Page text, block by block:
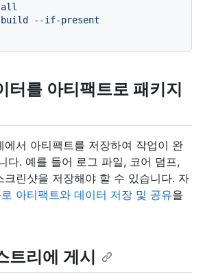
build
--if-present
터를 아티팩트로 패키지
에서 아티팩트를 저장하여 작업이 완
다. 예를 들어 로그 파일, 코어 덤프,
크린샷을 저장해야 할 수 있습니다. 자
아티팩트와 데이터 저장 및 공유을
트리에 게시